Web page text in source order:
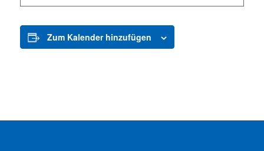
Zum Kalender hinzufügen